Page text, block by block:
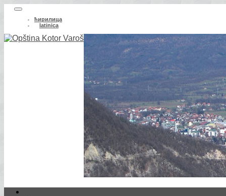
ћирилица
latinica